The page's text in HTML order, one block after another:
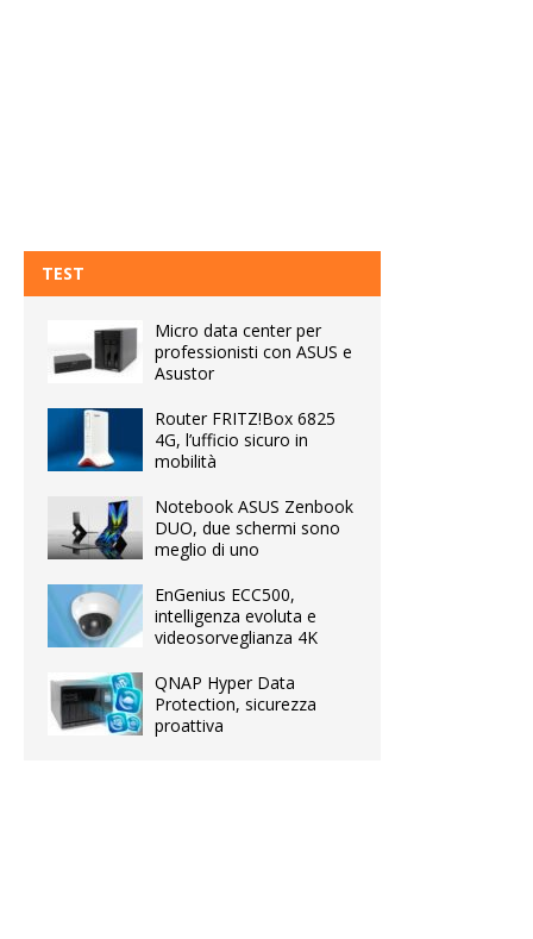
TEST
Micro data center per
professionisti con ASUS e
Asustor
Router FRITZ!Box 6825
4G, l’ufficio sicuro in
mobilità
Notebook ASUS Zenbook
DUO, due schermi sono
meglio di uno
EnGenius ECC500,
intelligenza evoluta e
videosorveglianza 4K
QNAP Hyper Data
Protection, sicurezza
proattiva